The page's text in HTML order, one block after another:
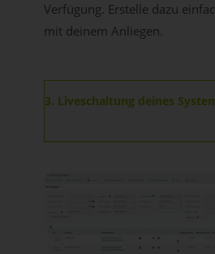
Verfügung. Erstelle dazu
mit deinem Anliegen.
3. Liveschaltung deines